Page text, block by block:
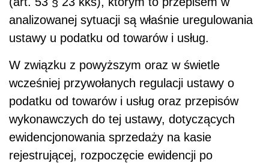
analizowanej sytuacji są właśnie uregulowania
ustawy u podatku od towarów i usług.
W związku z powyższym oraz w świetle
wcześniej przywołanych regulacji ustawy o
podatku od towarów i usług oraz przepisów
wykonawczych do tej ustawy, dotyczących
ewidencjonowania sprzedaży na kasie
rejestrującej, rozpoczęcie ewidencji po